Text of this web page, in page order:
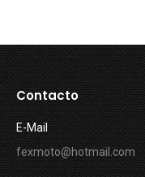
Contacto
E-Mail
fexmoto@hotmail.com